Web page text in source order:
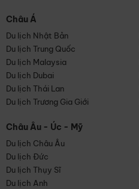
Châu Á
Du lịch Nhật Bản
Du lịch Trung Quốc
Du lịch Malaysia
Du lịch Dubai
Du lịch Thái Lan
Du lịch Trương Gia Giới
Châu Âu - Úc - Mỹ
Du lịch Châu Âu
Du lịch Đức
Du lịch Thụy Sĩ
Du lịch Anh